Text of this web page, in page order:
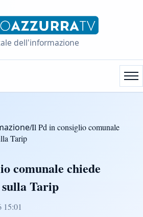
dell'informazione
/Il Pd in consiglio comunale
Tarip
comunale chiede
Tarip
15:01